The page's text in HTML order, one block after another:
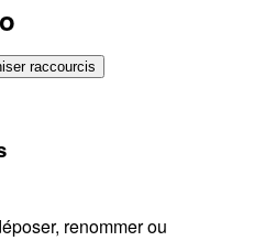
raccourcis
renommer ou